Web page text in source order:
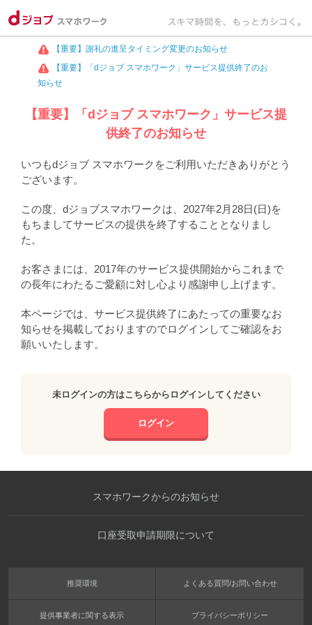
【重要】謝礼の進呈タイミング変更のお知らせ
【重要】「dジョブ スマホワーク」サービス提供終了のお
知らせ
【重要】「dジョブ スマホワーク」サービス提
供終了のお知らせ
いつもdジョブ スマホワークをご利用いただきありがとう
ございます。
この度、dジョブスマホワークは、2027年2月28日(日)を
もちましてサービスの提供を終了することとなりまし
た。
お客さまには、2017年のサービス提供開始からこれまで
の長年にわたるご愛顧に対し心より感謝申し上げます。
本ページでは、サービス提供終了にあたっての重要なお
知らせを掲載しておりますのでログインしてご確認をお
願いいたします。
未ログインの方はこちらからログインしてください
ログイン
スマホワークからのお知らせ
口座受取申請期限について
推奨環境 よくある質問/お問い合わせ
提供事業者に関する表示 プライバシーポリシー